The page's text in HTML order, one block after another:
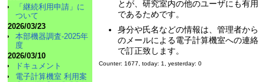
とが、研究室内の他のユーザにも有用
であるためです。
身分や氏名などの情報は、管理者から
のメールによる電子計算機室への連絡
で訂正致します。
Counter: 1677, today: 1, yesterday: 0
「継続利用申請」に
ついて
2026/03/23
本部機器調査-2025年
度
2026/03/10
ドキュメント
電子計算機室 利用案